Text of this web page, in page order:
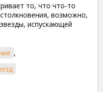
то, что что-то
возможно,
испускающей
,